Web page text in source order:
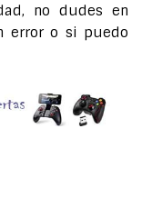
no dudes en
error o si puedo